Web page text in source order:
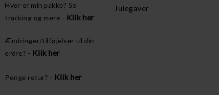
Hvor er min pakke? Se
tracking og mere - Klik her
Ændringer/tilføjelser til din
ordre? - Klik her
Penge retur? - Klik her
Julegaver